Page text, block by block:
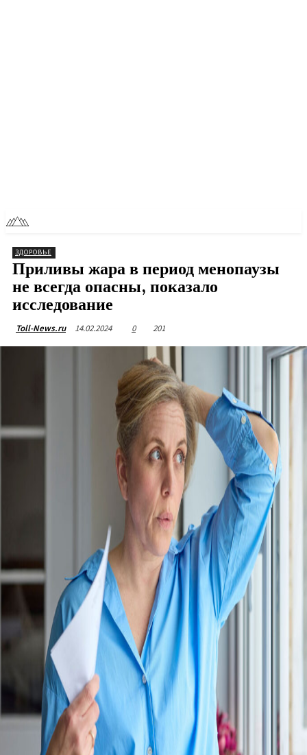
ЗДОРОВЬЕ
Приливы жара в период менопаузы
не всегда опасны, показало
исследование
Toll-News.ru 14.02.2024 0 201